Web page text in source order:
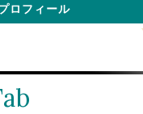
ロフィール